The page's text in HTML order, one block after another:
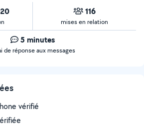
116
mises en relation
5 minutes
de réponse aux messages
vérifié